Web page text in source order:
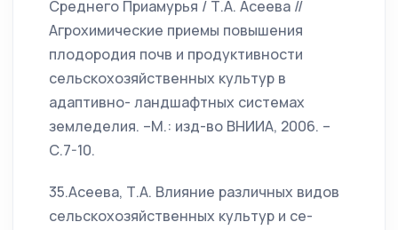
Среднего Приамурья / Т.А. Асеева //
Агрохимические приемы повышения
плодородия почв и продуктивности
сельскохозяйственных культур в
адаптивно- ландшафтных системах
земледелия. –М.: изд-во ВНИИА, 2006. –
С.7-10.
35.Асеева, Т.А. Влияние различных видов
сельскохозяйственных культур и се-